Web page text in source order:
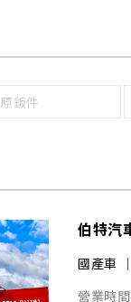
原鈑件
伯特汽
國產車
營業時